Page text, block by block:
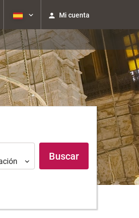
Mi cuenta
Buscar